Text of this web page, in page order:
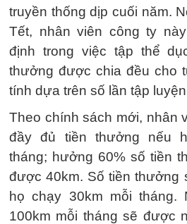
truyền thống dịp cuối năm.
Tết, nhân viên công ty
định trong việc tập thể
thưởng được chia đều cho
tính dựa trên số lần tập
Theo chính sách mới, nhân
đầy đủ tiền thưởng nếu
tháng; hưởng 60% số tiền
được 40km. Số tiền thưởng
họ chạy 30km mỗi tháng.
100km mỗi tháng sẽ được